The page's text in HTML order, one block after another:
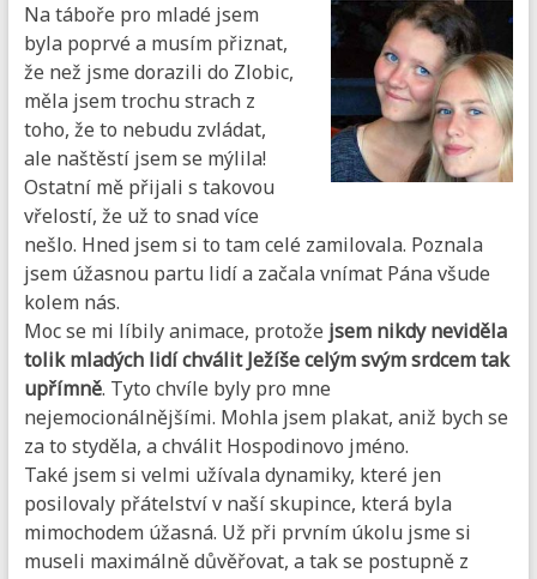
Na táboře pro mladé jsem
byla poprvé a musím přiznat,
že než jsme dorazili do Zlobic,
měla jsem trochu strach z
toho, že to nebudu zvládat,
ale naštěstí jsem se mýlila!
Ostatní mě přijali s takovou
vřelostí, že už to snad více
nešlo. Hned jsem si to tam celé zamilovala. Poznala
jsem úžasnou partu lidí a začala vnímat Pána všude
kolem nás.
Moc se mi líbily animace, protože jsem nikdy neviděla
tolik mladých lidí chválit Ježíše celým svým srdcem tak
upřímně. Tyto chvíle byly pro mne
nejemocionálnějšími. Mohla jsem plakat, aniž bych se
za to styděla, a chválit Hospodinovo jméno.
Také jsem si velmi užívala dynamiky, které jen
posilovaly přátelství v naší skupince, která byla
mimochodem úžasná. Už při prvním úkolu jsme si
museli maximálně důvěřovat, a tak se postupně z